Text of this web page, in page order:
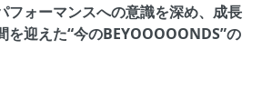
フォーマンスへの意識を深め、成長
迎えた“今のBEYOOOOONDS”の